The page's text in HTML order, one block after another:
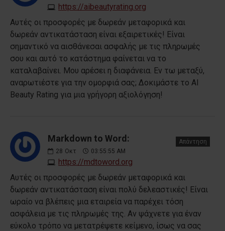
https://aibeautyrating.org
Αυτές οι προσφορές με δωρεάν μεταφορικά και
δωρεάν αντικατάσταση είναι εξαιρετικές! Είναι
σημαντικό να αισθάνεσαι ασφαλής με τις πληρωμές
σου και αυτό το κατάστημα φαίνεται να το
καταλαβαίνει. Μου αρέσει η διαφάνεια. Εν τω μεταξύ,
αναρωτιέστε για την ομορφιά σας; Δοκιμάστε το AI
Beauty Rating για μια γρήγορη αξιολόγηση!
Markdown to Word:
28 Οκτ 03:55:55 AM
https://mdtoword.org
Απάντηση
Αυτές οι προσφορές με δωρεάν μεταφορικά και
δωρεάν αντικατάσταση είναι πολύ δελεαστικές! Είναι
ωραίο να βλέπεις μια εταιρεία να παρέχει τόση
ασφάλεια με τις πληρωμές της. Αν ψάχνετε για έναν
εύκολο τρόπο να μετατρέψετε κείμενο, ίσως να σας